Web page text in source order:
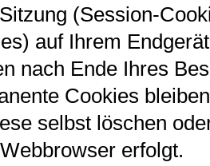
(Session-
auf Ihrem
nach Ende Ihres
Cookies
selbst löschen
erfolgt.